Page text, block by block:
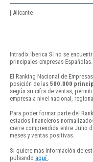
| Alicante
Intradix Iberica Sl no se
principales empresas Españolas.
El Ranking Nacional de
posición de las 500.000
según su cifra de ventas,
empresa a nivel nacional,
Para poder formar parte del
estados financieros
cierre comprendida entre Julio
meses y ventas positivas.
Si quiere más información de
pulsando aquí